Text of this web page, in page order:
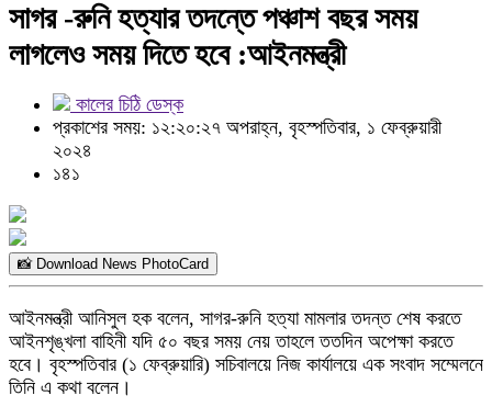
সাগর -রুনি হত্যার তদন্তে পঞ্চাশ বছর সময়
লাগলেও সময় দিতে হবে :আইনমন্ত্রী
কালের চিঠি ডেস্ক
প্রকাশের সময়: ১২:২০:২৭ অপরাহ্ন, বৃহস্পতিবার, ১ ফেব্রুয়ারী
২০২৪
১৪১
📸 Download News PhotoCard
আইনমন্ত্রী আনিসুল হক বলেন, সাগর-রুনি হত্যা মামলার তদন্ত শেষ করতে
আইনশৃঙ্খলা বাহিনী যদি ৫০ বছর সময় নেয় তাহলে ততদিন অপেক্ষা করতে
হবে। বৃহস্পতিবার (১ ফেব্রুয়ারি) সচিবালয়ে নিজ কার্যালয়ে এক সংবাদ সম্মেলনে
তিনি এ কথা বলেন।